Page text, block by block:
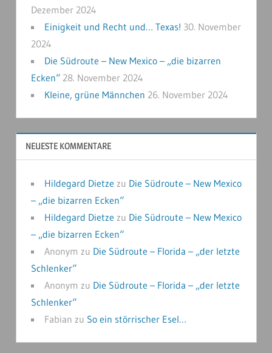
Dezember 2024
Einigkeit und Recht und… Texas! 30. November
2024
Die Südroute – New Mexico – „die bizarren
Ecken“ 28. November 2024
Kleine, grüne Männchen 26. November 2024
NEUESTE KOMMENTARE
Hildegard Dietze zu Die Südroute – New Mexico
– „die bizarren Ecken“
Hildegard Dietze zu Die Südroute – New Mexico
– „die bizarren Ecken“
Anonym zu Die Südroute – Florida – „der letzte
Schlenker“
Anonym zu Die Südroute – Florida – „der letzte
Schlenker“
Fabian zu So ein störrischer Esel…